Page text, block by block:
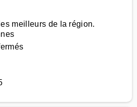
meilleurs de la région.